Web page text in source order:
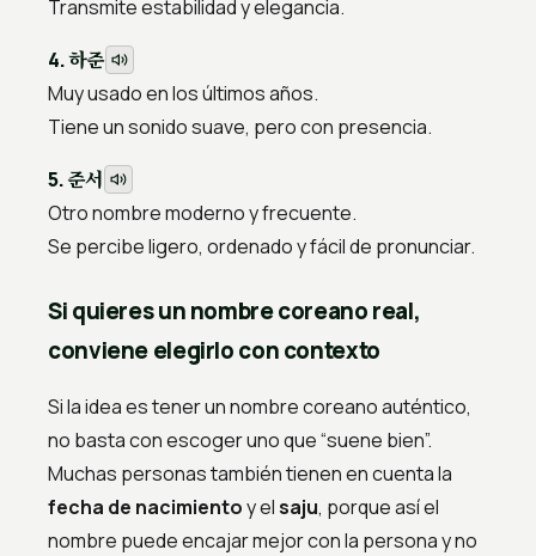
Transmite estabilidad y elegancia.
4.하준
Muy usado en los últimos años.
Tiene un sonido suave, pero con presencia.
5.준서
Otro nombre moderno y frecuente.
Se percibe ligero, ordenado y fácil de pronunciar.
Si quieres un nombre coreano real,
conviene elegirlo con contexto
Si la idea es tener un nombre coreano auténtico,
no basta con escoger uno que “suene bien”.
Muchas personas también tienen en cuenta la
fecha de nacimientoy elsaju, porque así el
nombre puede encajar mejor con la persona y no